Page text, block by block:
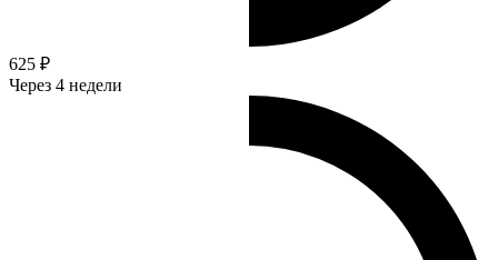
625 ₽
Через 4 недели